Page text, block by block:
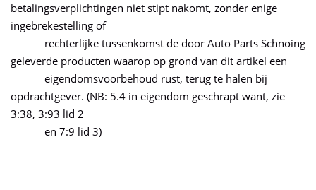
betalingsverplichtingen niet stipt nakomt, zonder enige
ingebrekestelling of
rechterlijke tussenkomst de door Auto Parts Schnoing
geleverde producten waarop op grond van dit artikel een
eigendomsvoorbehoud rust, terug te halen bij
opdrachtgever. (NB: 5.4 in eigendom geschrapt want, zie
3:38, 3:93 lid 2
en 7:9 lid 3)